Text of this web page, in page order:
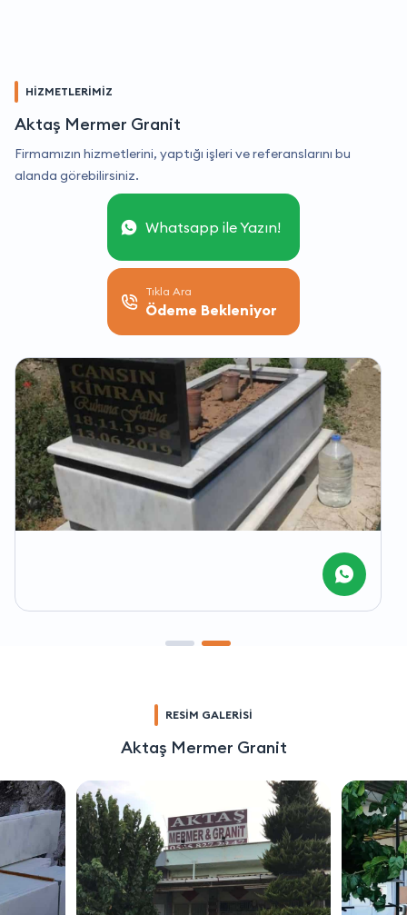
HİZMETLERİMİZ
Aktaş Mermer Granit
Firmamızın hizmetlerini, yaptığı işleri ve referanslarını bu
alanda görebilirsiniz.
Whatsapp ile Yazın!
Tıkla Ara
Ödeme Bekleniyor
RESİM GALERİSİ
Aktaş Mermer Granit